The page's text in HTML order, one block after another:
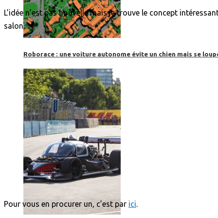
Roborace : une voiture autonome évite un chien mais se
L’idée n’est pas nouvelle mais je trouve le concept
salon.
Pour vous en procurer un, c’est par ici.